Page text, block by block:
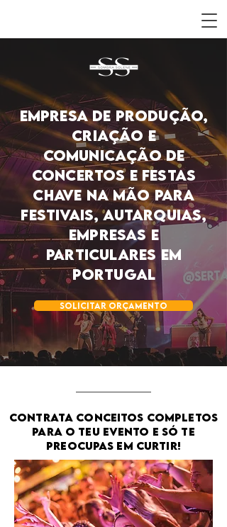
EMPRESA DE produção,
criação e
comunicação DE
concertos e festas
chave na mão para
festivais, AUTARQUIAS,
empresas e
particulares em
portugal
solicitar orçamento
CONTRATA CONCEITOS COMPLETOS
PARA O TEU EVENTO E SÓ TE
PREOCUPAS EM CURTIR!